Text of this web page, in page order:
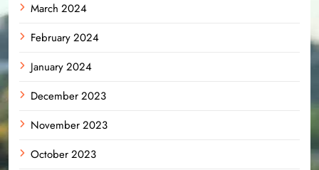
March 2024
February 2024
January 2024
December 2023
November 2023
October 2023